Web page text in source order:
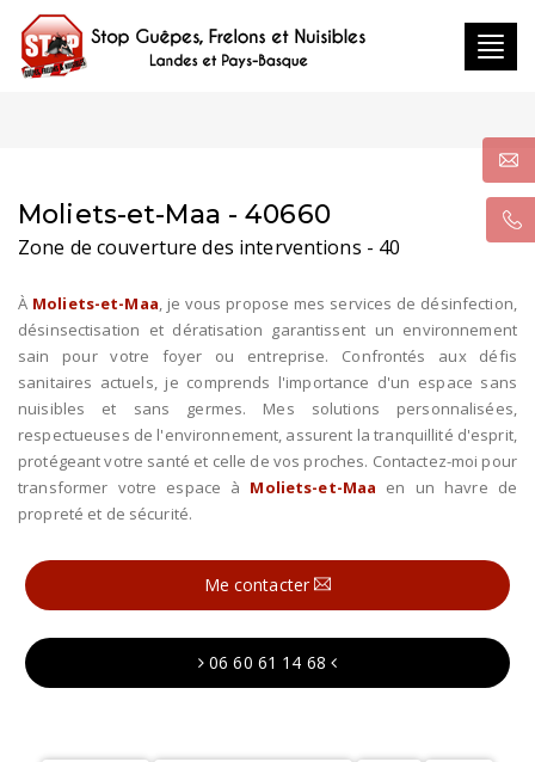
Moliets-et-Maa - 40660
Zone de couverture des interventions - 40
À Moliets-et-Maa, je vous propose mes services de désinfection,
désinsectisation et dératisation garantissent un environnement
sain pour votre foyer ou entreprise. Confrontés aux défis
sanitaires actuels, je comprends l'importance d'un espace sans
nuisibles et sans germes. Mes solutions personnalisées,
respectueuses de l'environnement, assurent la tranquillité d'esprit,
protégeant votre santé et celle de vos proches. Contactez-moi pour
transformer votre espace à Moliets-et-Maa en un havre de
propreté et de sécurité.
Me contacter
06 60 61 14 68